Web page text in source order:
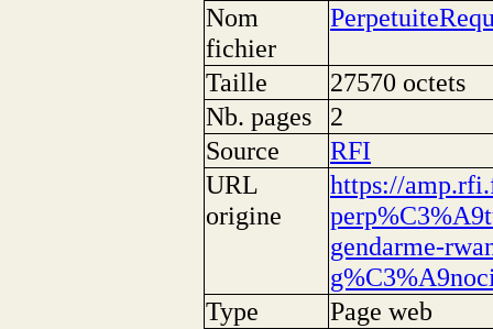
Nom
fichier
Taille
27570 octets
Nb. pages
2
Source
RFI
URL
origine
https://
gendarme-
Type
Page web